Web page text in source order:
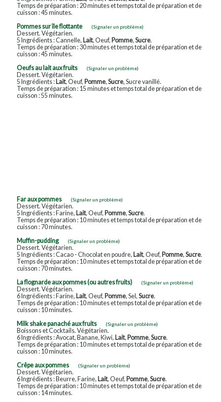
Temps de préparation : 20 minutes et temps total de préparation et de
cuisson : 45 minutes.
Pommes sur île flottante
(Signaler un problème)
Dessert. Végétarien.
5 Ingrédients : Cannelle, Lait, Oeuf, Pomme, Sucre.
Temps de préparation : 30 minutes et temps total de préparation et de
cuisson : 45 minutes.
Oeufs au lait aux fruits
(Signaler un problème)
Dessert. Végétarien.
5 Ingrédients : Lait, Oeuf, Pomme, Sucre, Sucre vanillé.
Temps de préparation : 15 minutes et temps total de préparation et de
cuisson : 55 minutes.
Far aux pommes (Signaler un problème)
Dessert. Végétarien.
5 Ingrédients : Farine, Lait, Oeuf, Pomme, Sucre.
Temps de préparation : 10 minutes et temps total de préparation et de
cuisson : 70 minutes.
Muffin-pudding
(Signaler un problème)
Dessert. Végétarien.
5 Ingrédients : Cacao - Chocolat en poudre, Lait, Oeuf, Pomme, Sucre.
Temps de préparation : 10 minutes et temps total de préparation et de
cuisson : 70 minutes.
La flognarde aux pommes (ou autres fruits)
(Signaler un problème)
Dessert. Végétarien.
6 Ingrédients : Farine, Lait, Oeuf, Pomme, Sel, Sucre.
Temps de préparation : 10 minutes et temps total de préparation et de
cuisson : 10 minutes.
Milk shake panaché aux fruits
(Signaler un problème)
Boissons et Cocktails. Végétarien.
6 Ingrédients : Avocat, Banane, Kiwi, Lait, Pomme, Sucre.
Temps de préparation : 10 minutes et temps total de préparation et de
cuisson : 10 minutes.
Crêpe aux pommes
(Signaler un problème)
Dessert. Végétarien.
6 Ingrédients : Beurre, Farine, Lait, Oeuf, Pomme, Sucre.
Temps de préparation : 10 minutes et temps total de préparation et de
cuisson : 14 minutes.